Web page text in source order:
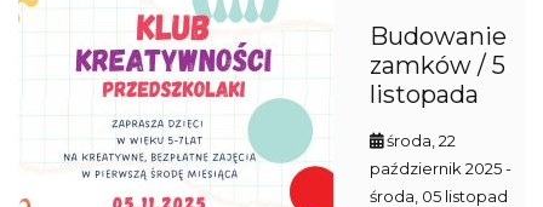
Budowanie
zamków / 5
listopada
środa, 22
październik 2025-
środa, 05 listopad